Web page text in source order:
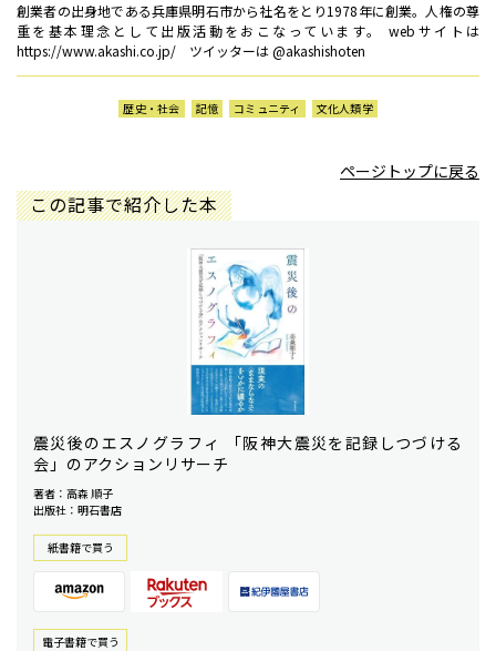
創業者の出身地である兵庫県明石市から社名をとり1978年に創業。人権の尊
重を基本理念として出版活動をおこなっています。 webサイトは
https://www.akashi.co.jp/ ツイッターは @akashishoten
歴史・社会 記憶 コミュニティ 文化人類学
ページトップに戻る
この記事で紹介した本
震災後のエスノグラフィ 「阪神大震災を記録しつづける
会」のアクションリサーチ
著者：高森 順子
出版社：明石書店
紙書籍で買う
電⼦書籍で買う